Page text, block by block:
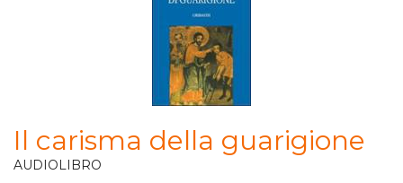
Il carisma della guarigione
AUDIOLIBRO